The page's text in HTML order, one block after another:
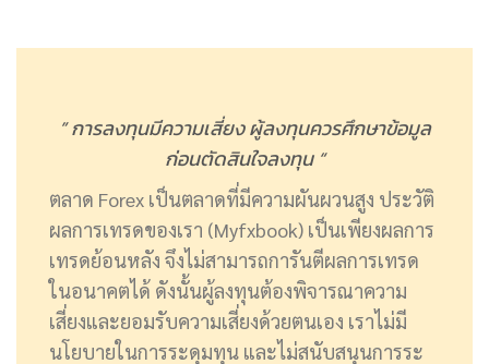
” การลงทุนมีความเสี่ยง ผู้ลงทุนควรศึกษาข้อมูล
ก่อนตัดสินใจลงทุน “
ตลาด Forex เป็นตลาดที่มีความผันผวนสูง ประวัติ
ผลการเทรดของเรา (Myfxbook) เป็นเพียงผลการ
เทรดย้อนหลัง จึงไม่สามารถการันตีผลการเทรด
ในอนาคตได้ ดังนั้นผู้ลงทุนต้องพิจารณาความ
เสี่ยงและยอมรับความเสี่ยงด้วยตนเอง เราไม่มี
นโยบายในการระดุมทุน และไม่สนับสนุนการระ